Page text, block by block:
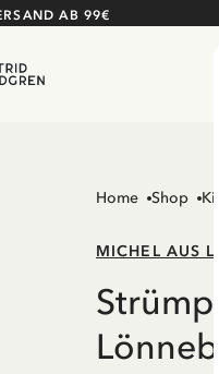
AB 99€
Home Shop
MICHEL AUS